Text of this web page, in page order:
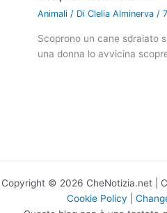
Animali / DiClelia Alminerva/
Scoprono un cane sdraiato
una donna lo avvicina
Copyright © 2026 CheNotizia.net |
Cookie Policy